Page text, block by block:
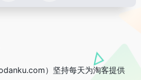
）坚持每天为淘客提供